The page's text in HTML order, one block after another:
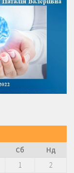
Сб
Нд
1
2